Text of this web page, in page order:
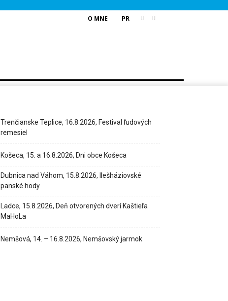
O MNE PR
Trenčianske Teplice, 16.8.2026, Festival ľudových
remesiel
Košeca, 15. a 16.8.2026, Dni obce Košeca
Dubnica nad Váhom, 15.8.2026, Ilešháziovské
panské hody
Ladce, 15.8.2026, Deň otvorených dverí Kaštieľa
MaHoLa
Nemšová, 14. – 16.8.2026, Nemšovský jarmok